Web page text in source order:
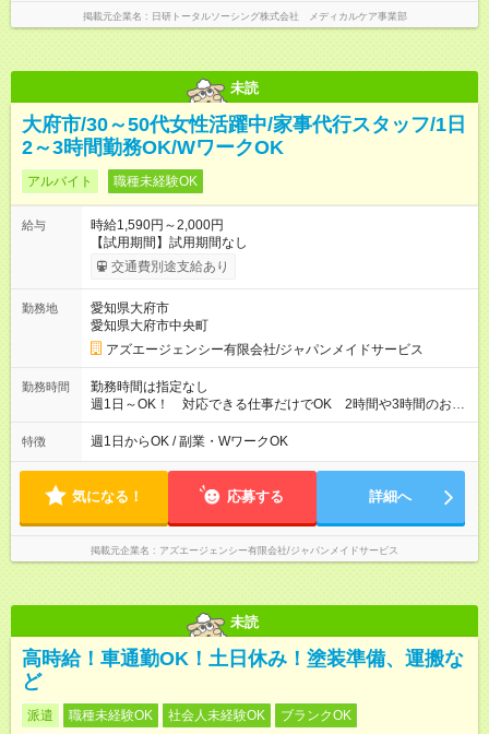
掲載元企業名 日研トータルソーシング株式会社 メディカルケア事業部
未読
大府市/30～50代女性活躍中/家事代行スタッフ/1日
2～3時間勤務OK/WワークOK
アルバイト 職種未経験OK
給与
時給1,590円～2,000円
【試用期間】試用期間なし
交通費別途支給あり
勤務地
愛知県大府市
愛知県大府市中央町
アズエージェンシー有限会社/ジャパンメイドサービス
勤務時間
勤務時間は指定なし
週1日～OK！ 対応できる仕事だけでOK 2時間や3時間のお仕
事が多いです ・10時00分～12時00分 ・13時00分～16時00分
※勤務帯は複数あります！ ＼働き方のご希望を聞かせてくださ
特徴 週1日からOK / 副業・WワークOK
気になる！ 応募する 詳細へ
掲載元企業名 アズエージェンシー有限会社/ジャパンメイドサービス
未読
高時給！車通勤OK！土日休み！塗装準備、運搬な
ど
派遣 職種未経験OK 社会人未経験OK
ブランクOK